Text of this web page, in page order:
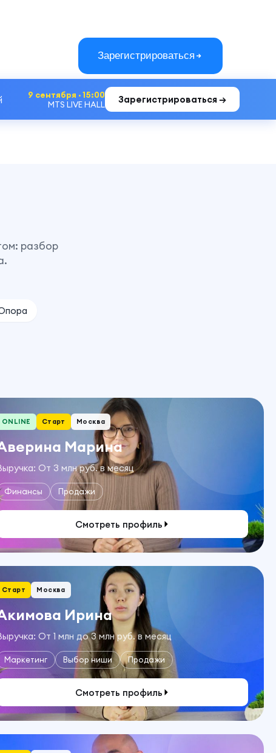
Зарегистрироваться
9 сентября · 15:00
MTS LIVE HALL
Зарегистрироваться →
разбор
ONLINE Старт Москва
Марина
От 3 млн руб. в месяц
Финансы Продажи
Смотреть профиль
Старт Москва
Ирина
От 1 млн до 3 млн руб. в месяц
Маркетинг Выбор ниши Продажи
Смотреть профиль